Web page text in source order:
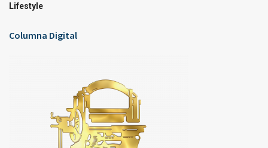
Lifestyle
Columna Digital